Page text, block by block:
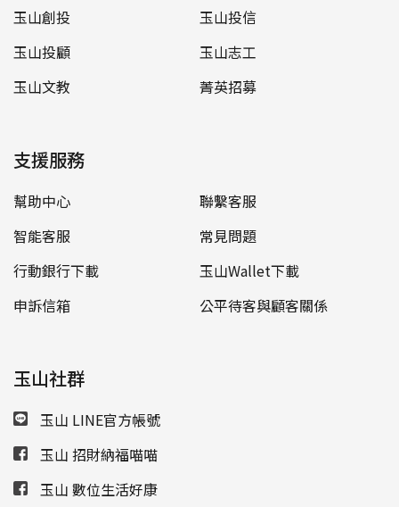
玉山創投
玉山投信
玉山投顧
玉山志工
玉山文教
菁英招募
支援服務
幫助中心
聯繫客服
智能客服
常見問題
行動銀行下載
玉山Wallet下載
申訴信箱
公平待客與顧客關係
玉山社群
玉山 LINE官方帳號
玉山 招財納福喵喵
玉山 數位生活好康